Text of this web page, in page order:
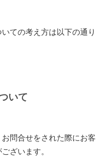
ての考え方は以下の通り
いて
問合せをされた際にお客
ざいます。